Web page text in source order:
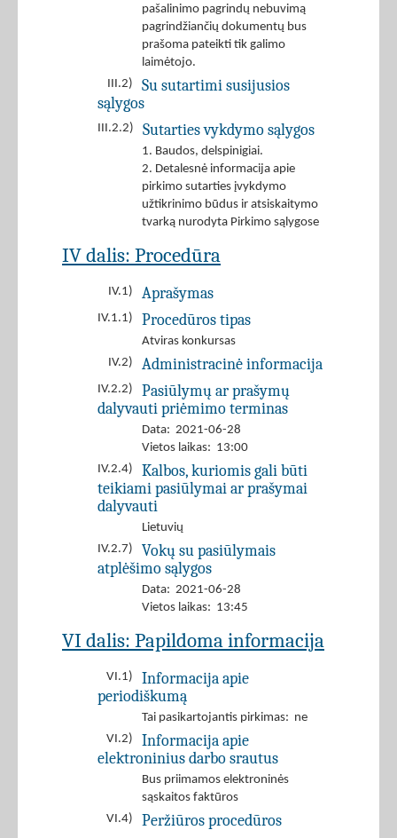
pašalinimo pagrindų nebuvimą
pagrindžiančių dokumentų bus
prašoma pateikti tik galimo
laimėtojo.
III.2)
Su sutartimi susijusios
sąlygos
III.2.2) Sutarties vykdymo sąlygos
1. Baudos, delspinigiai.
2. Detalesnė informacija apie
pirkimo sutarties įvykdymo
užtikrinimo būdus ir atsiskaitymo
tvarką nurodyta Pirkimo sąlygose
IV dalis: Procedūra
IV.1) Aprašymas
IV.1.1) Procedūros tipas
Atviras konkursas
IV.2)
Administracinė informacija
IV.2.2)
Pasiūlymų ar prašymų
dalyvauti priėmimo terminas
Data: 2021-06-28
Vietos laikas: 13:00
IV.2.4)
Kalbos, kuriomis gali būti
teikiami pasiūlymai ar prašymai
dalyvauti
Lietuvių
IV.2.7)
Vokų su pasiūlymais
atplėšimo sąlygos
Data: 2021-06-28
Vietos laikas: 13:45
VI dalis: Papildoma informacija
VI.1)
Informacija apie
periodiškumą
Tai pasikartojantis pirkimas: ne
VI.2)
Informacija apie
elektroninius darbo srautus
Bus priimamos elektroninės
sąskaitos faktūros
VI.4)
Peržiūros procedūros